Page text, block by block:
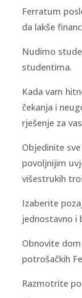
Ferratum
da lakše
Nudimo
studentima.
Kada vam
čekanja i
rješenje za
Objedinite
povoljnijim
višestrukih
Izaberite
jednostavno i
Obnovite
potrošačkih
Razmotrite